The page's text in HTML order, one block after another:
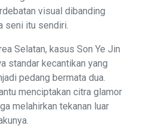
visual dibanding
seni itu sendiri.
Selatan, kasus Son Ye Jin
standar kecantikan yang
pedang bermata dua.
menciptakan citra glamor
melahirkan tekanan luar